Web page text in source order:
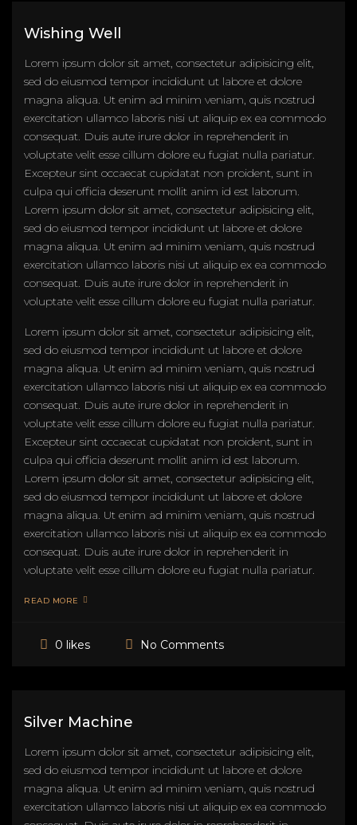
Wishing Well
Lorem ipsum dolor sit amet, consectetur adipisicing elit,
sed do eiusmod tempor incididunt ut labore et dolore
magna aliqua. Ut enim ad minim veniam, quis nostrud
exercitation ullamco laboris nisi ut aliquip ex ea commodo
consequat. Duis aute irure dolor in reprehenderit in
voluptate velit esse cillum dolore eu fugiat nulla pariatur.
Excepteur sint occaecat cupidatat non proident, sunt in
culpa qui officia deserunt mollit anim id est laborum.
Lorem ipsum dolor sit amet, consectetur adipisicing elit,
sed do eiusmod tempor incididunt ut labore et dolore
magna aliqua. Ut enim ad minim veniam, quis nostrud
exercitation ullamco laboris nisi ut aliquip ex ea commodo
consequat. Duis aute irure dolor in reprehenderit in
voluptate velit esse cillum dolore eu fugiat nulla pariatur.
Lorem ipsum dolor sit amet, consectetur adipisicing elit,
sed do eiusmod tempor incididunt ut labore et dolore
magna aliqua. Ut enim ad minim veniam, quis nostrud
exercitation ullamco laboris nisi ut aliquip ex ea commodo
consequat. Duis aute irure dolor in reprehenderit in
voluptate velit esse cillum dolore eu fugiat nulla pariatur.
Excepteur sint occaecat cupidatat non proident, sunt in
culpa qui officia deserunt mollit anim id est laborum.
Lorem ipsum dolor sit amet, consectetur adipisicing elit,
sed do eiusmod tempor incididunt ut labore et dolore
magna aliqua. Ut enim ad minim veniam, quis nostrud
exercitation ullamco laboris nisi ut aliquip ex ea commodo
consequat. Duis aute irure dolor in reprehenderit in
voluptate velit esse cillum dolore eu fugiat nulla pariatur.
READ MORE
0 likes No Comments
Silver Machine
Lorem ipsum dolor sit amet, consectetur adipisicing elit,
sed do eiusmod tempor incididunt ut labore et dolore
magna aliqua. Ut enim ad minim veniam, quis nostrud
exercitation ullamco laboris nisi ut aliquip ex ea commodo